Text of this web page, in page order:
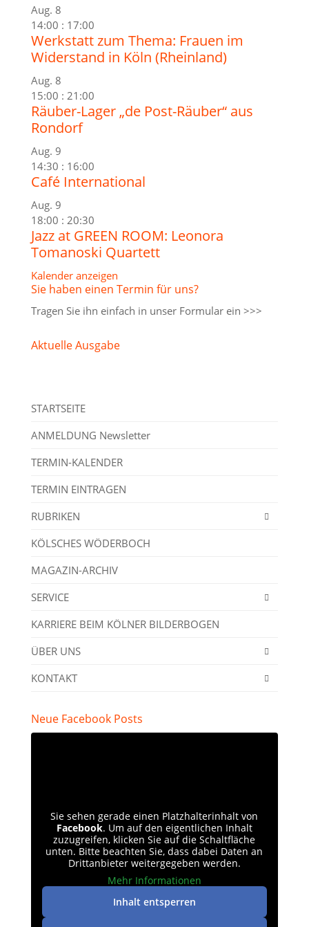
Aug. 8
14:00 : 17:00
Werkstatt zum Thema: Frauen im
Widerstand in Köln (Rheinland)
Aug. 8
15:00 : 21:00
Räuber-Lager „de Post-Räuber“ aus
Rondorf
Aug. 9
14:30 : 16:00
Café International
Aug. 9
18:00 : 20:30
Jazz at GREEN ROOM: Leonora
Tomanoski Quartett
Kalender anzeigen
Sie haben einen Termin für uns?
Tragen Sie ihn einfach in unser Formular ein >>>
Aktuelle Ausgabe
STARTSEITE
ANMELDUNG Newsletter
TERMIN-KALENDER
TERMIN EINTRAGEN
RUBRIKEN
KÖLSCHES WÖDERBOCH
MAGAZIN-ARCHIV
SERVICE
KARRIERE BEIM KÖLNER BILDERBOGEN
ÜBER UNS
KONTAKT
Neue Facebook Posts
Sie sehen gerade einen Platzhalterinhalt von
Facebook. Um auf den eigentlichen Inhalt
zuzugreifen, klicken Sie auf die Schaltfläche
unten. Bitte beachten Sie, dass dabei Daten an
Drittanbieter weitergegeben werden.
Mehr Informationen
Inhalt entsperren